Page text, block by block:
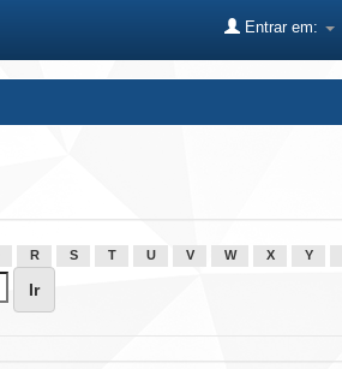
Entrar em:
R S T U V W X Y